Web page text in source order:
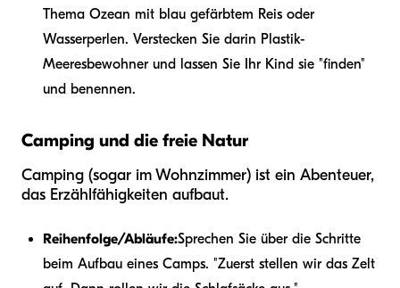
Thema Ozean mit blau gefärbtem Reis oder
Wasserperlen. Verstecken Sie darin Plastik-
Meeresbewohner und lassen Sie Ihr Kind sie "finden"
und benennen.
Camping und die freie Natur
Camping (sogar im Wohnzimmer) ist ein Abenteuer,
das Erzählfähigkeiten aufbaut.
Reihenfolge/Abläufe:Sprechen Sie über die Schritte
beim Aufbau eines Camps. "Zuerst stellen wir das Zelt